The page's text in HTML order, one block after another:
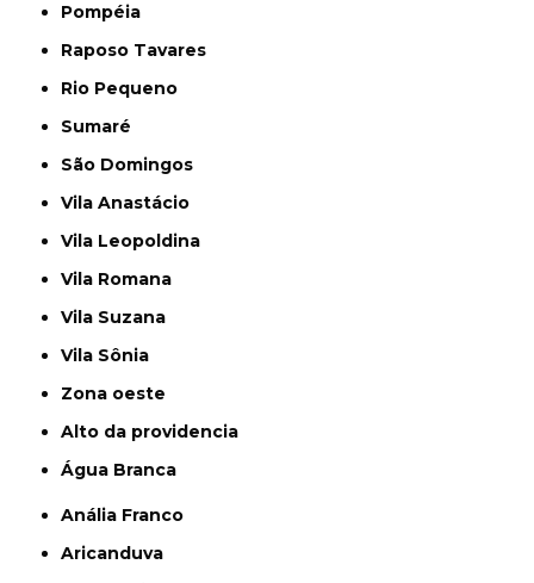
Pompéia
Raposo Tavares
Rio Pequeno
Sumaré
São Domingos
Vila Anastácio
Vila Leopoldina
Vila Romana
Vila Suzana
Vila Sônia
Zona oeste
alto da providencia
Água Branca
Anália Franco
Aricanduva